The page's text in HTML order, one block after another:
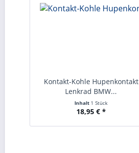
Kontakt-Kohle Hupenkontakt
Lenkrad BMW...
Inhalt 1 Stück
18,95 € *